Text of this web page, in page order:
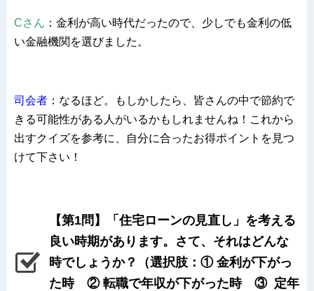
Cさん ：金利が高い時代だったので、少しでも金利の低
い金融機関を選びました。
司会者 ：なるほど。もしかしたら、皆さんの中で節約で
きる可能性がある人がいるかもしれませんね！これから
出すクイズを参考に、自分に合ったお得ポイントを見つ
けて下さい！
【第1問】「住宅ローンの見直し」を考える
良い時期があります。さて、それはどんな
時でしょうか？（選択肢：① 金利が下がっ
た時 ② 転職で年収が下がった時 ③ 定年